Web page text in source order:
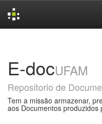
E-docUFAM
Repositorio de
Tem a missão armazenar,
aos Documentos